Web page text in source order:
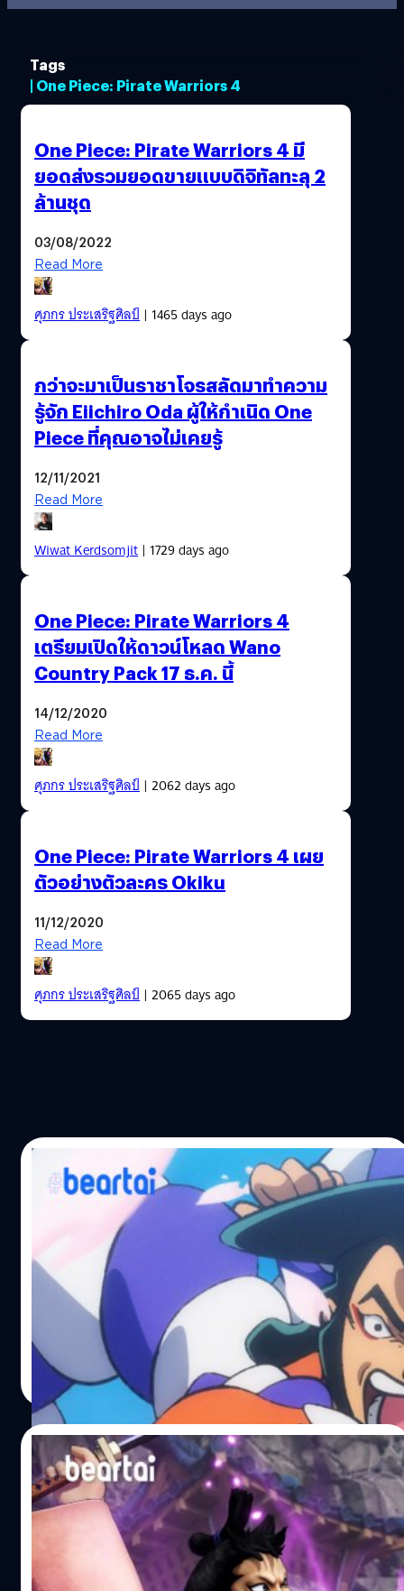
Tags
| One Piece: Pirate Warriors 4
One Piece: Pirate Warriors 4 มี
ยอดส่งรวมยอดขายแบบดิจิทัลทะลุ 2
ล้านชุด
03/08/2022
Read More
ศุภกร ประเสริฐศิลป์| 1465 days ago
กว่าจะมาเป็นราชาโจรสลัดมาทำความ
รู้จัก Eiichiro Oda ผู้ให้กำเนิด One
Piece ที่คุณอาจไม่เคยรู้
12/11/2021
Read More
Wiwat Kerdsomjit| 1729 days ago
One Piece: Pirate Warriors 4
เตรียมเปิดให้ดาวน์โหลด Wano
Country Pack 17 ธ.ค. นี้
14/12/2020
Read More
ศุภกร ประเสริฐศิลป์| 2062 days ago
One Piece: Pirate Warriors 4 เผย
ตัวอย่างตัวละคร Okiku
11/12/2020
Read More
ศุภกร ประเสริฐศิลป์| 2065 days ago
One Piece: Pirate Warriors 4 ทำยอดขาย
ทะลุ 1 ล้านชุด และเผยตัวละคร Kozuki Oden
นิตยสาร Weekly Jump ฉบับล่าสุดได้เปิดเผยว่า Kozuki
Oden เป็นตัวละคร DLC ตัวที่ 9 ของเกม One Piece: Pirate
Warriors 4 ซึ่งเขาอยู่ในชุด “Wano Country Pack” เช่นเดียว
กับ Kin’emon และ Okiku โดยจะเปิดให้ดาวน์โหลดในช่วงฤดู
หนาวนี้ นอกจากนี้นิตยสาร Weekly Jump ยังเปิดเผยอีกว่า
เกม One Piece: Pirate Warriors 4 มียอดขายมากกว่า 1 ล้าน
ชุด ซึ่งกลายเป็นเกมที่ขายได้เร็วที่สุดในซีรีส์ One Piece:
Pirate Warriors One Piece: Pirate Warriors 4 วางจำหน่าย
อย่างเป็นทางการแล้ววันนี้ บนแพลตฟอร์ม PlayStation 4,
Xbox One, Nintendo Switch…
ศุภกร ประเสริฐศิลป์ | 2066 days ago
Read More
04/12/2020
One Piece: Pirate Warriors 4 เผยตัวอย่าง
ตัวละคร Kin’emon
ค่ายเกม Bandai Namco ได้ปล่อยตัวอย่างตัวละคร
Kin’emon ของเกม One Piece: Pirate Warriors 4 ซึ่งเขาเป็น